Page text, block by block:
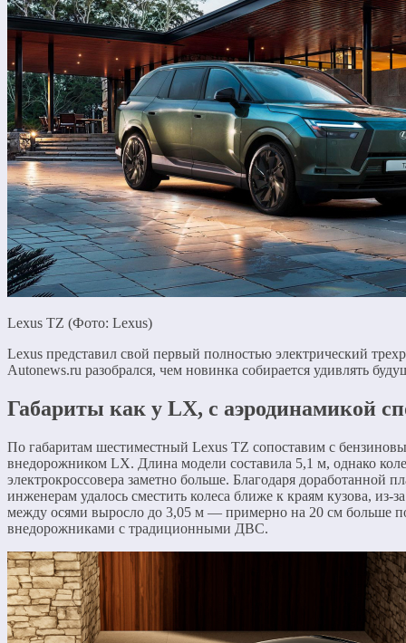
Lexus TZ (Фото: Lexus)
Lexus представил свой первый полностью электрический
Autonews.ru разобрался, чем новинка собирается удивлять
Габариты как у LX, с аэродинамикой
По габаритам шестиместный Lexus TZ сопоставим с
внедорожником LX. Длина модели составила 5,1 м, однако
электрокроссовера заметно больше. Благодаря доработанной
инженерам удалось сместить колеса ближе к краям кузова, из-
между осями выросло до 3,05 м — примерно на 20 см больше
внедорожниками с традиционными ДВС.